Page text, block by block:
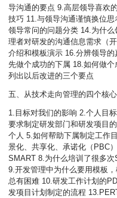
导沟通的要点 9.高层领导喜欢
技巧 11.与领导沟通谨慎换位
领导常问的问题分类 14.为什
理者对研发的沟通信息需求（
介绍和模板演示 16.分辨领导
先做个成功的下属 18.如何做
列出以后改进的三个要点
五、从技术走向管理的四个核
1.目标对我们的影响 2.个人目
要求制定研发部门和研发项目
个人 5.如何帮助下属制定工作
景化、共享化、承诺化（PBC
SMART 8.为什么培训了很多
9.开发管理中为什么要用模板
总有困难 10.研发工作计划的
发项目计划制定的流程